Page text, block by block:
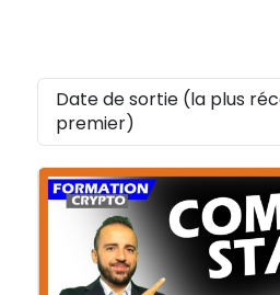
Date de sortie (la plus
premier)